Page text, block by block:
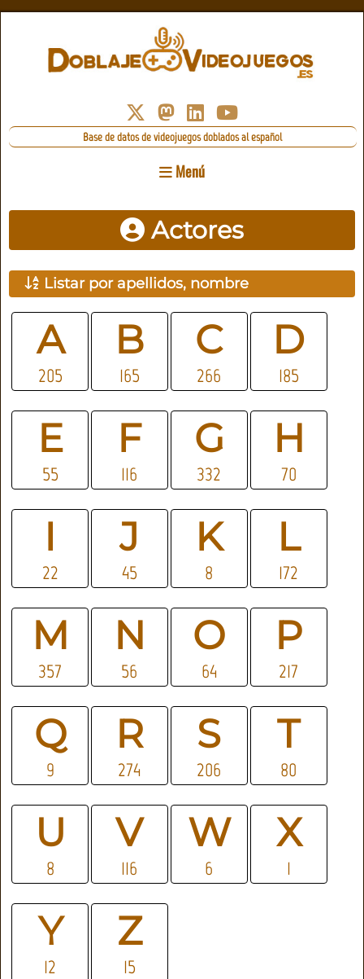
Base de datos de videojuegos doblados al español
Menú
Actores
Listar por apellidos, nombre
A
205
B
165
C
266
D
185
E
55
F
116
G
332
H
70
I
22
J
45
K
8
L
172
M
357
N
56
O
64
P
217
Q
9
R
274
S
206
T
80
U
8
V
116
W
6
X
1
Y
12
Z
15